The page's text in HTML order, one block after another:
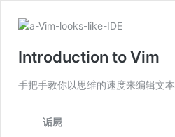
Introduction to Vim
手把手教你以思维的速度来编辑文本
诟屍